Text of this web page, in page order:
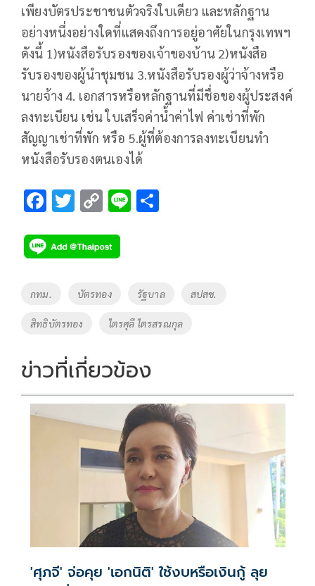
เพียงบัตรประชาชนตัวจริงใบเดียว และหลักฐาน
อย่างหนึ่งอย่างใดที่แสดงถึงการอยู่อาศัยในกรุงเทพฯ
ดังนี้ 1)หนังสือรับรองของเจ้าของบ้าน 2)หนังสือ
รับรองของผู้นำชุมชน 3.หนังสือรับรองผู้ว่าจ้างหรือ
นายจ้าง 4. เอกสารหรือหลักฐานที่มีชื่อของผู้ประสงค์
ลงทะเบียน เช่น ใบเสร็จค่าน้ำค่าไฟ ค่าเช่าที่พัก
สัญญาเช่าที่พัก หรือ 5.ผู้ที่ต้องการลงทะเบียนทำ
หนังสือรับรองตนเองได้
F
e
b
o
o
k
T
tt
er
C
p
y
Li
n
k
Li
Tags
กทม. บัตรทอง รัฐบาล สปสช.
สิทธิบัตรทอง ไตรศุลี ไตรสรณกุล
ข่าวที่เกี่ยวข้อง
'ศุภจี' จ่อคุย 'เอกนิติ' ใช้งบหรือเงินกู้ ลุย